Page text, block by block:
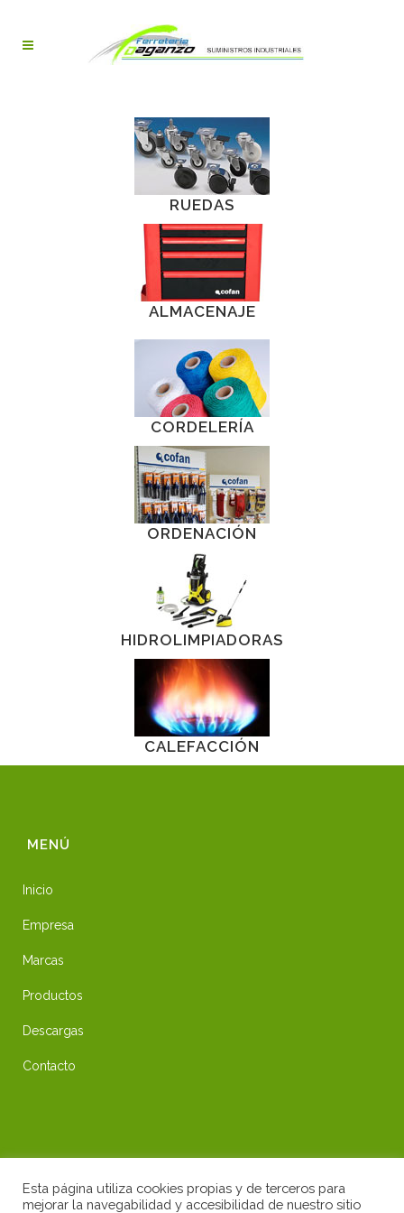
RUEDAS
ALMACENAJE
CORDELERÍA
ORDENACIÓN
HIDROLIMPIADORAS
CALEFACCIÓN
MENÚ
Inicio
Empresa
Marcas
Productos
Descargas
Contacto
Esta página utiliza cookies propias y de terceros para
mejorar la navegabilidad y accesibilidad de nuestro sitio